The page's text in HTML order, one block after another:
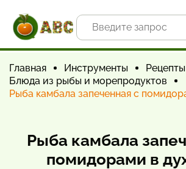
Главная Инструменты
Рецепты
Блюда из рыбы и морепродуктов
Рыба камбала запеченная с
Рыба камбала
помидорами в